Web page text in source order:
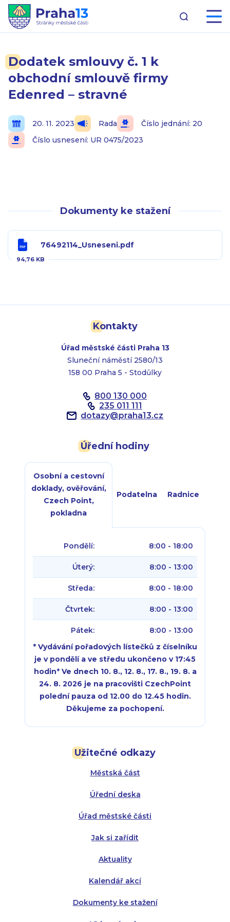
Dodatek smlouvy č. 1 k
obchodní smlouvě firmy
Edenred – stravné
20. 11. 2023 Rada
Číslo jednání: 20
Číslo usnesení: UR 0475/2023
Dokumenty ke stažení
76492114_Usneseni.pdf
94,76 KB
Kontakty
Úřad městské části Praha 13
Sluneční náměstí 2580/13
158 00 Praha 5 - Stodůlky
800 130 000
235 011 111
dotazy@praha13.cz
Užitečné odkazy
Městská část
Úřední deska
Úřad městské části
Jak si zařídit
Aktuality
Kalendář akcí
Dokumenty ke stažení
Úřední hodiny
Osobní a cestovní
doklady, ověřování,
Czech Point,
pokladna
Podatelna Radnice
Pondělí: 8:00 - 18:00
Úterý: 8:00 - 13:00
Středa: 8:00 - 18:00
Čtvrtek: 8:00 - 13:00
Pátek:
8:00 - 13:00
* Vydávání pořadových lístečků z číselníku
je v pondělí a ve středu ukončeno v 17:45
hodin* Ve dnech 10. 8., 12. 8., 17. 8., 19. 8. a
24. 8. 2026 je na pracovišti CzechPoint
polední pauza od 12.00 do 12.45 hodin.
Děkujeme za pochopení.
Úterý:
Středa:
Čtvrtek:
Pátek:
Úterý:
Středa:
Čtvrtek: